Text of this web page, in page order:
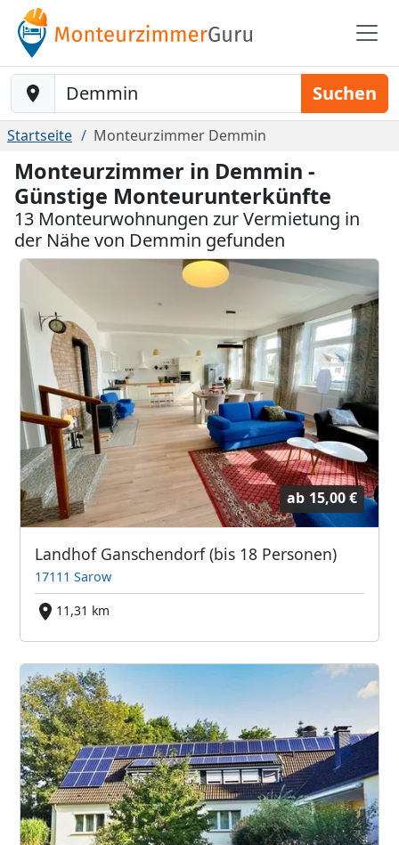
Baustelle-Location Suchen
Startseite Monteurzimmer Demmin
Monteurzimmer in Demmin -
Günstige Monteurunterkünfte
13 Monteurwohnungen zur Vermietung in
der Nähe von Demmin gefunden
ab 15,00 €
Landhof Ganschendorf (bis 18 Personen)
17111 Sarow
11,31 km